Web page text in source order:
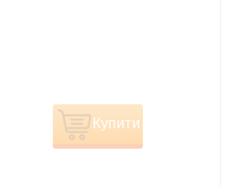
Купити